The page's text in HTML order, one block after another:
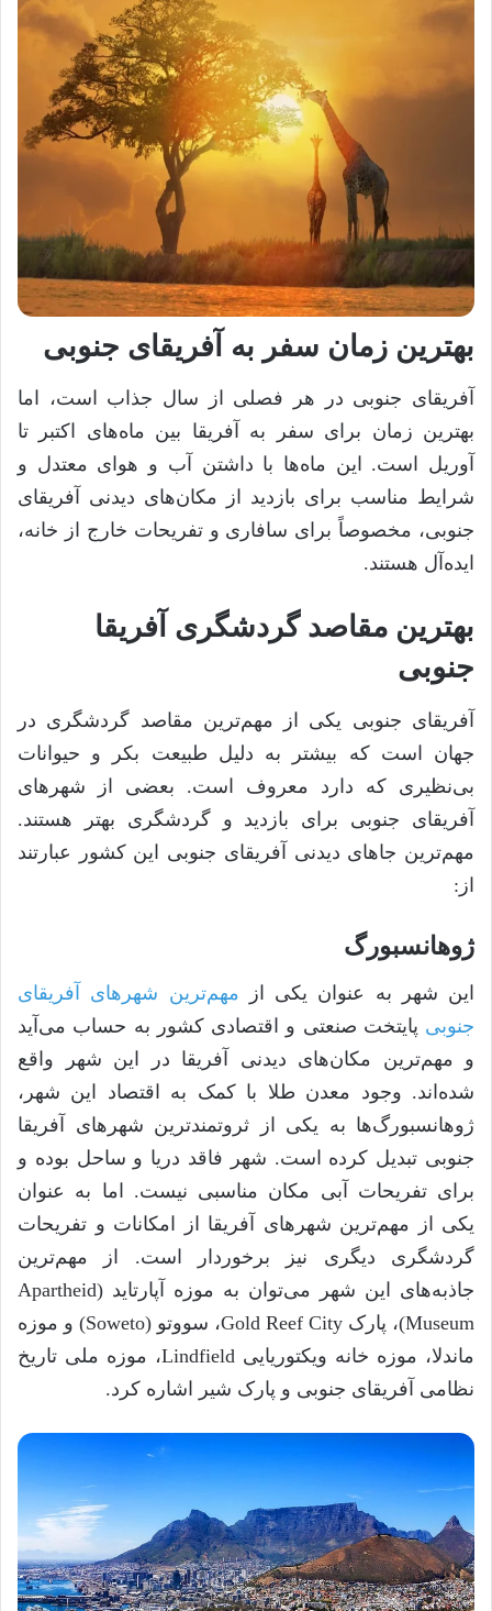
بهترین زمان سفر به آفریقای جنوبی
آفریقای جنوبی در هر فصلی از سال جذاب است، اما
بهترین زمان برای سفر به آفریقا بین ماه‌های اکتبر تا‌
آوریل است. این ماه‌ها با داشتن آب و هوای معتدل و
شرایط مناسب برای بازدید از مکان‌های دیدنی آفریقای
جنوبی، مخصوصاً برای سافاری و تفریحات خارج از خانه،
‌ایده‌آل هستند.
بهترین مقاصد گردشگری آفریقا
جنوبی
آفریقای جنوبی یکی از مهم‌ترین مقاصد گردشگری در
جهان است که بیشتر به دلیل طبیعت بکر و حیوانات
بی‌نظیری که دارد معروف است. بعضی از شهر‌های
آفریقای جنوبی برای بازدید و گردشگری بهتر هستند.
مهم‌ترین جا‌های دیدنی آفریقای جنوبی این کشور عبارتند
از:
ژوهانسبورگ
این شهر به عنوان یکی از مهم‌ترین شهر‌های آفریقای
جنوبی پایتخت صنعتی و اقتصادی کشور به حساب می‌آید
و مهم‌ترین مکان‌های دیدنی آفریقا در این شهر واقع
شده‌اند. وجود معدن طلا با کمک به اقتصاد این شهر،
ژوهانسبورگ‌ها به یکی از ثروتمندترین شهر‌های آفریقا
جنوبی تبدیل کرده است. شهر فاقد دریا و ساحل بوده و
برای تفریحات آبی مکان مناسبی نیست. اما به عنوان
یکی از مهم‌ترین شهر‌های آفریقا از امکانات و تفریحات
گردشگری دیگری نیز برخوردار است. از مهم‌ترین
جاذبه‌های این شهر می‌توان به موزه آپارتاید (Apartheid
Museum)، پارک Gold Reef City، سووتو (Soweto) و موزه
ماندلا، موزه خانه ویکتوریایی Lindfield، موزه ملی تاریخ
نظامی آفریقای جنوبی و پارک شیر اشاره کرد.